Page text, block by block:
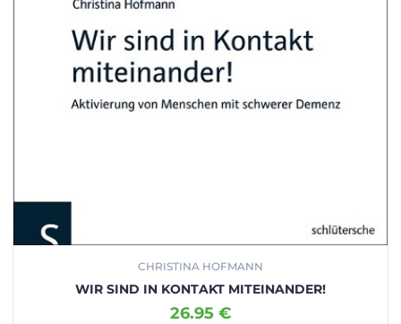
CHRISTINA HOFMANN
WIR SIND IN KONTAKT MITEINANDER!
26.95 €